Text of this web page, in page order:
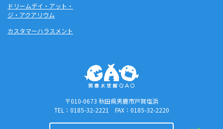
ドリームデイ・アット・
ジ・アクアリウム
カスタマーハラスメント
〒010-0673 秋田県男鹿市戸賀塩浜
TEL：0185-32-2221 FAX：0185-32-2220